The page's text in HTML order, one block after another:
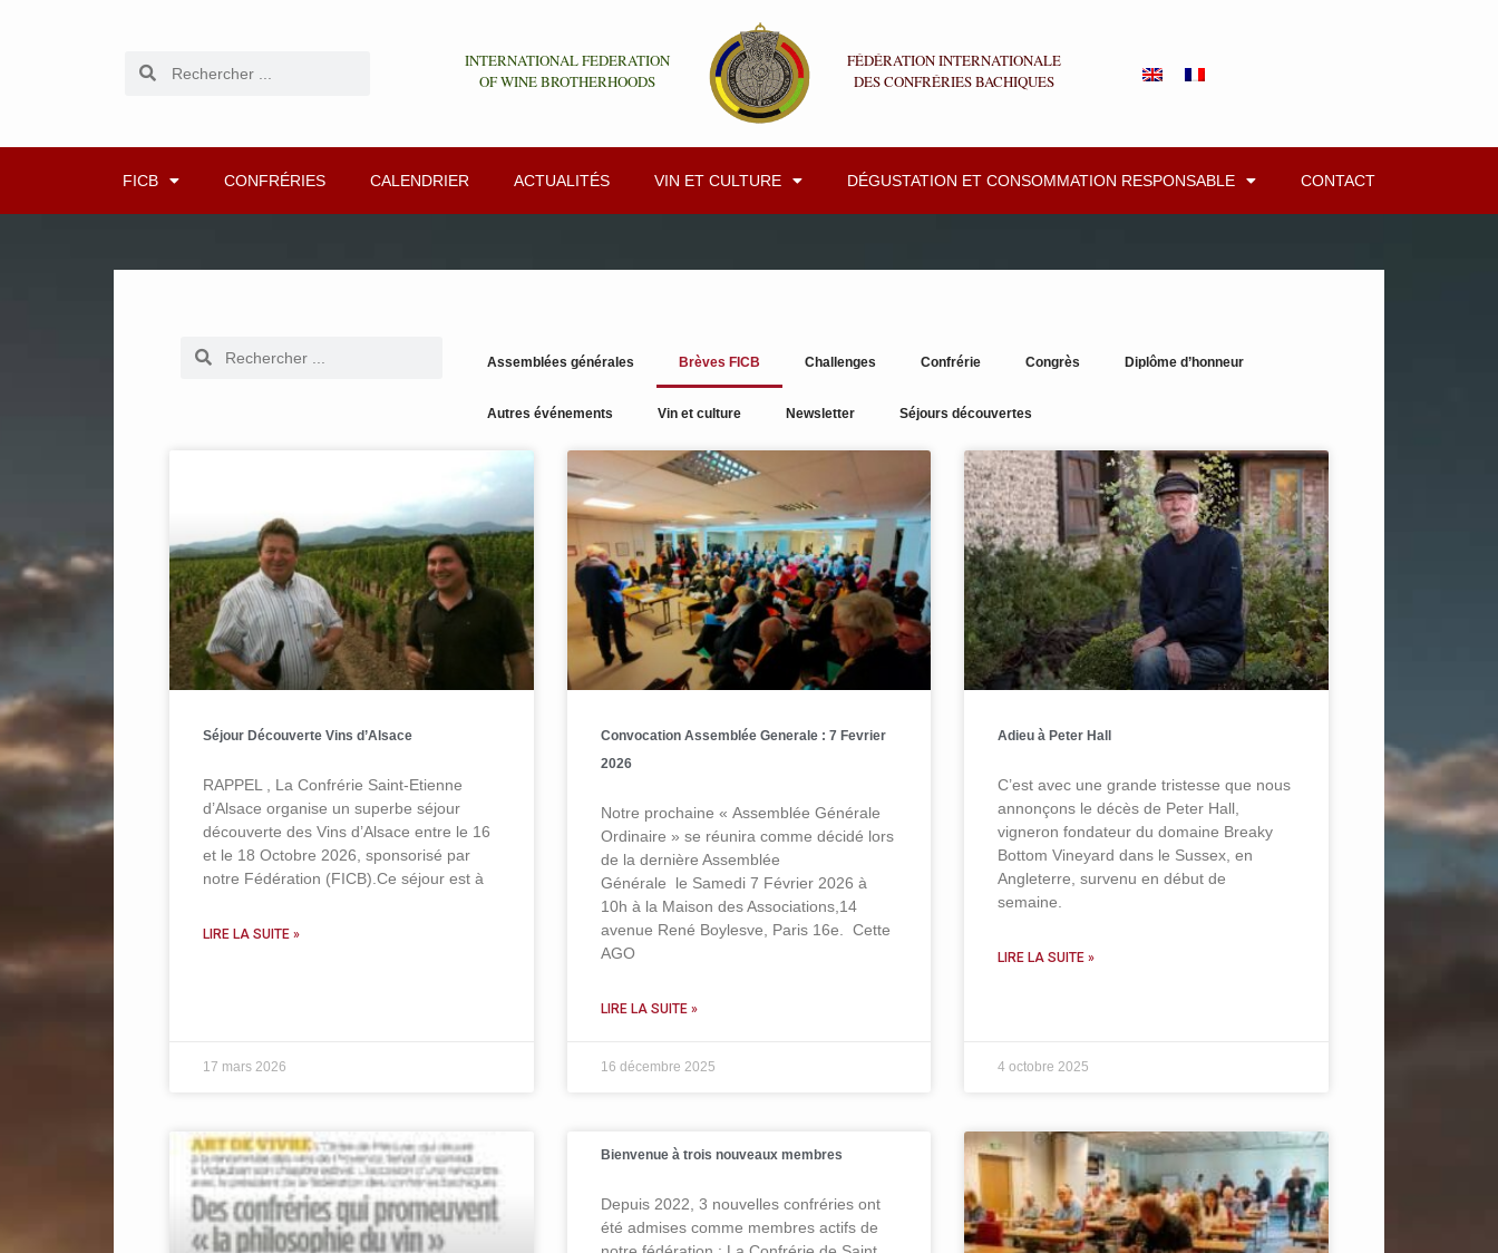
INTERNATIONAL FEDERATION
OF WINE BROTHERHOODS
FÉDÉRATION INTERNATIONALE
DES CONFRÉRIES BACHIQUES
FICB CONFRÉRIES CALENDRIER ACTUALITÉS VIN ET CULTURE DÉGUSTATION ET CONSOMMATION RESPONSABLE CONTACT
Assemblées générales Brèves FICB Challenges Confrérie Congrès Diplôme d’honneur
Autres événements Vin et culture Newsletter Séjours découvertes
Séjour Découverte Vins d’Alsace
RAPPEL , La Confrérie Saint-Etienne
d’Alsace organise un superbe séjour
découverte des Vins d’Alsace entre le 16
et le 18 Octobre 2026, sponsorisé par
notre Fédération (FICB).Ce séjour est à
LIRE LA SUITE »
17 mars 2026
Convocation Assemblée Generale : 7 Fevrier
2026
Notre prochaine « Assemblée Générale
Ordinaire » se réunira comme décidé lors
de la dernière Assemblée
Générale le Samedi 7 Février 2026 à
10h à la Maison des Associations,14
avenue René Boylesve, Paris 16e. Cette
AGO
LIRE LA SUITE »
16 décembre 2025
Adieu à Peter Hall
C’est avec une grande tristesse que nous
annonçons le décès de Peter Hall,
vigneron fondateur du domaine Breaky
Bottom Vineyard dans le Sussex, en
Angleterre, survenu en début de
semaine.
LIRE LA SUITE »
4 octobre 2025
Bienvenue à trois nouveaux membres
Depuis 2022, 3 nouvelles confréries ont
été admises comme membres actifs de